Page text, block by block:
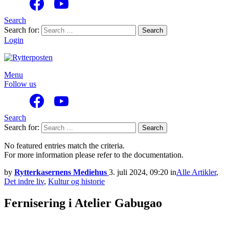
Search
Search for:
Search
Login
Menu
Follow us
Search
Search for:
Search
No featured entries match the criteria.
For more information please refer to the documentation.
by Rytterkasernens Mediehus 3. juli 2024, 09:20 inAlle Artikler,
Det indre liv, Kultur og historie
Fernisering i Atelier Gabugao